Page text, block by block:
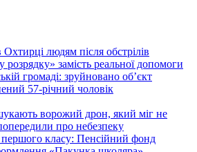
Охтирці людям після обстрілів
розрядку» замість реальної допомоги
громаді: зруйновано об’єкт
57-річний чоловік
ворожий дрон, який міг не
про небезпеку
класу: Пенсійний фонд